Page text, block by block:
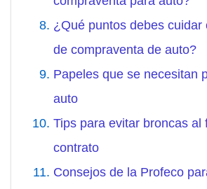
¿Qué puntos debes cuidar
de compraventa de auto?
Papeles que se necesitan
auto
Tips para evitar broncas al
contrato
Consejos de la Profeco